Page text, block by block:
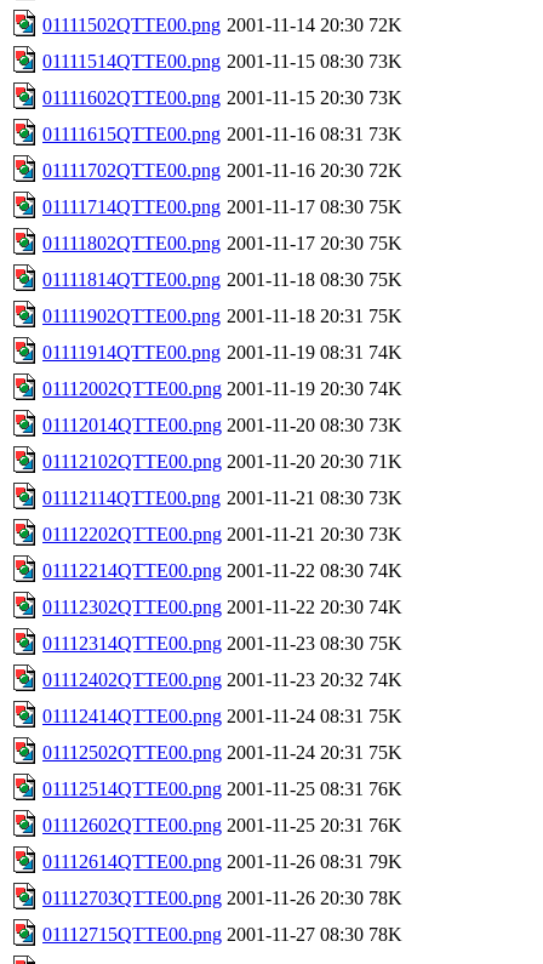
01111502QTTE00.png 2001-11-14 20:30 72K
01111514QTTE00.png 2001-11-15 08:30 73K
01111602QTTE00.png 2001-11-15 20:30 73K
01111615QTTE00.png 2001-11-16 08:31 73K
01111702QTTE00.png 2001-11-16 20:30 72K
01111714QTTE00.png 2001-11-17 08:30 75K
01111802QTTE00.png 2001-11-17 20:30 75K
01111814QTTE00.png 2001-11-18 08:30 75K
01111902QTTE00.png 2001-11-18 20:31 75K
01111914QTTE00.png 2001-11-19 08:31 74K
01112002QTTE00.png 2001-11-19 20:30 74K
01112014QTTE00.png 2001-11-20 08:30 73K
01112102QTTE00.png 2001-11-20 20:30 71K
01112114QTTE00.png 2001-11-21 08:30 73K
01112202QTTE00.png 2001-11-21 20:30 73K
01112214QTTE00.png 2001-11-22 08:30 74K
01112302QTTE00.png 2001-11-22 20:30 74K
01112314QTTE00.png 2001-11-23 08:30 75K
01112402QTTE00.png 2001-11-23 20:32 74K
01112414QTTE00.png 2001-11-24 08:31 75K
01112502QTTE00.png 2001-11-24 20:31 75K
01112514QTTE00.png 2001-11-25 08:31 76K
01112602QTTE00.png 2001-11-25 20:31 76K
01112614QTTE00.png 2001-11-26 08:31 79K
01112703QTTE00.png 2001-11-26 20:30 78K
01112715QTTE00.png 2001-11-27 08:30 78K